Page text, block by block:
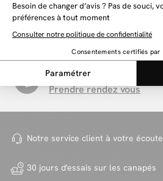
Par téléphone
Par mail
Contactez-nous
Par visioconférence
Prendre rendez vous
Notre service client à votre écoute
30 jours d'essais sur les canapés